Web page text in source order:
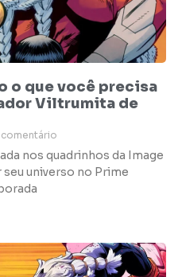
o que você precisa
Viltrumita de
comentário
nos quadrinhos da Image
universo no Prime